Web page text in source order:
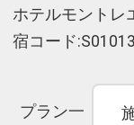
ホテルモントレ
宿コード
プラン一